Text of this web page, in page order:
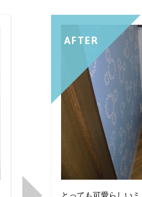
AFTER